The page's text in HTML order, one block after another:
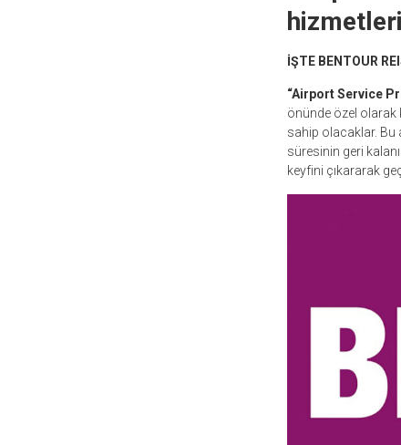
İŞTE BENTOUR
“Airport Service
önünde özel olarak
sahip olacaklar. Bu
süresinin geri
keyfini çıkararak